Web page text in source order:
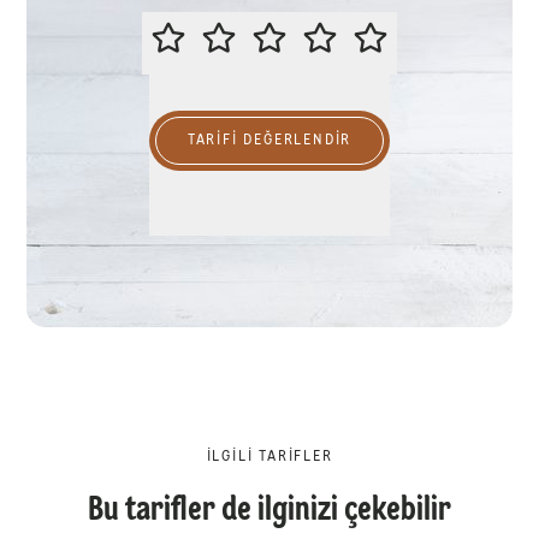
LÜTFEN BU TARİFİ
TARIFI DEĞERLENDİR
İLGILI TARIFLER
Bu tarifler de ilginizi çekebilir